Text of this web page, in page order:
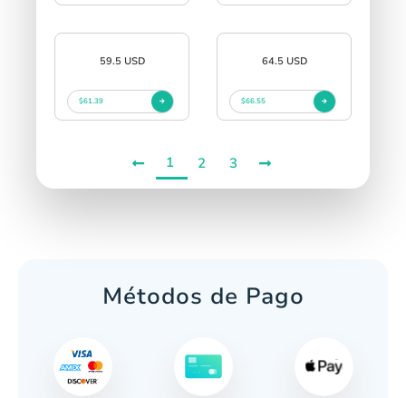
59.5 USD
$61.39
64.5 USD
$66.55
1 2 3
Métodos de Pago